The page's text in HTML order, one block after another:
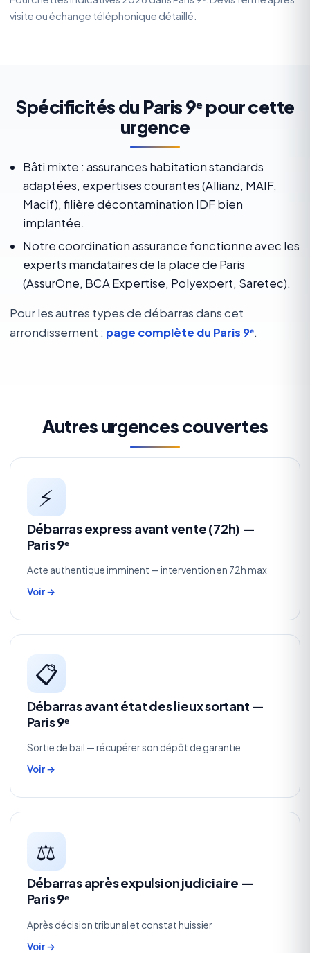
visite ou échange téléphonique détaillé.
Spécificités du Paris 9ᵉ pour cette
urgence
Bâti mixte : assurances habitation standards
adaptées, expertises courantes (Allianz, MAIF,
Macif), filière décontamination IDF bien
implantée.
Notre coordination assurance fonctionne avec les
experts mandataires de la place de Paris
(AssurOne, BCA Expertise, Polyexpert, Saretec).
Pour les autres types de débarras dans cet
arrondissement : page complète du Paris 9ᵉ.
Autres urgences couvertes
⚡
Débarras express avant vente (72h) —
Paris 9ᵉ
Acte authentique imminent — intervention en 72h max
Voir →
📋
Débarras avant état des lieux sortant —
Paris 9ᵉ
Sortie de bail — récupérer son dépôt de garantie
Voir →
⚖️
Débarras après expulsion judiciaire —
Paris 9ᵉ
Après décision tribunal et constat huissier
Voir →